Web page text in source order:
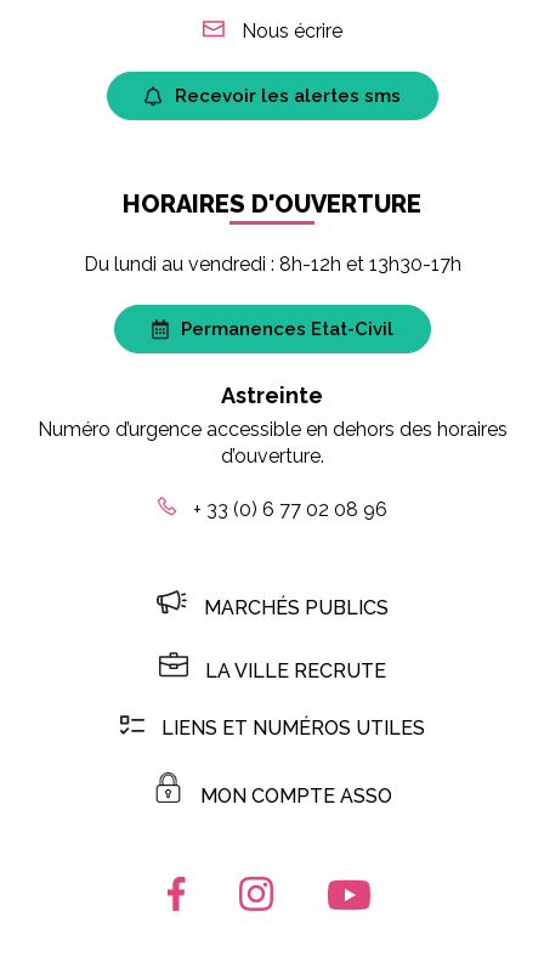
Nous écrire
Recevoir les alertes sms
HORAIRES D'OUVERTURE
Du lundi au vendredi : 8h-12h et 13h30-17h
Permanences Etat-Civil
Astreinte
Numéro d’urgence accessible en dehors des horaires
d’ouverture.
+ 33 (0) 6 77 02 08 96
MARCHÉS PUBLICS
LA VILLE RECRUTE
LIENS ET NUMÉROS UTILES
MON COMPTE ASSO
Lien vers le compte Facebook
Lien vers le compte
Lien vers la chaîne